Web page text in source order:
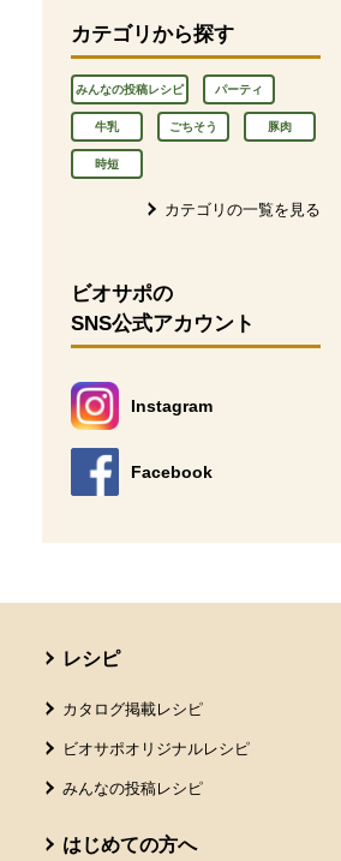
カテゴリから探す
みんなの投稿レシピ パーティ
牛乳 ごちそう 豚肉
時短
カテゴリの一覧を見る
ビオサポの
SNS公式アカウント
Instagram
別のウィンドウで開きます。
Facebook
別のウィンドウで開きます。
レシピ
カタログ掲載レシピ
ビオサポオリジナルレシピ
みんなの投稿レシピ
はじめての方へ